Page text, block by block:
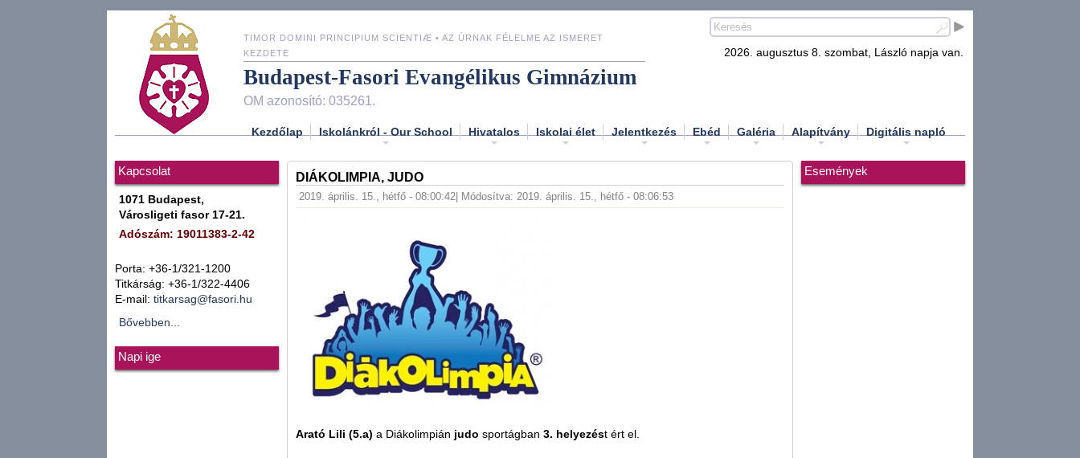
TIMOR DOMINI PRINCIPIUM SCIENTIÆ • AZ ÚRNAK FÉLELME AZ ISMERET
KEZDETE
Budapest-Fasori Evangélikus Gimnázium
OM azonosító: 035261.
2026. augusztus 8. szombat, László napja van.
Kezdőlap Iskolánkról - Our School Hivatalos Iskolai élet Jelentkezés Ebéd Galéria Alapítvány Digitális napló
Kapcsolat
1071 Budapest,
Városligeti fasor 17-21.
Adószám: 19011383-2-42
Porta: +36-1/321-1200
Titkárság: +36-1/322-4406
E-mail: titkarsag@fasori.hu
Bővebben...
Napi ige
DIÁKOLIMPIA, JUDO
2019. április. 15., hétfő - 08:00:42 | Módosítva: 2019. április. 15., hétfő - 08:06:53
Arató Lili (5.a) a Diákolimpián judo sportágban 3. helyezést ért el.
Események